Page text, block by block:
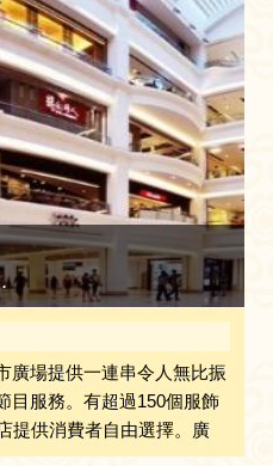
廣場提供一連串令人無比振
目服務。有超過150個服飾
提供消費者自由選擇。廣